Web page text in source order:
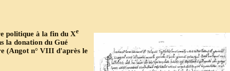
politique à la fin du Xe
la donation du Gué
(Angot n° VIII d'après le